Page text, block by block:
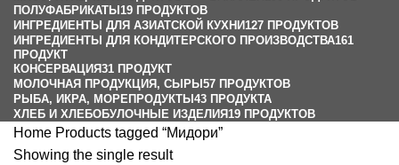
ПОЛУФАБРИКАТЫ19 ПРОДУКТОВ
ИНГРЕДИЕНТЫ ДЛЯ АЗИАТСКОЙ КУХНИ127 ПРОДУКТОВ
ИНГРЕДИЕНТЫ ДЛЯ КОНДИТЕРСКОГО ПРОИЗВОДСТВА161
ПРОДУКТ
КОНСЕРВАЦИЯ31 ПРОДУКТ
МОЛОЧНАЯ ПРОДУКЦИЯ, СЫРЫ57 ПРОДУКТОВ
РЫБА, ИКРА, МОРЕПРОДУКТЫ43 ПРОДУКТА
ХЛЕБ И ХЛЕБОБУЛОЧНЫЕ ИЗДЕЛИЯ19 ПРОДУКТОВ
Home Products tagged “Мидори”
Showing the single result